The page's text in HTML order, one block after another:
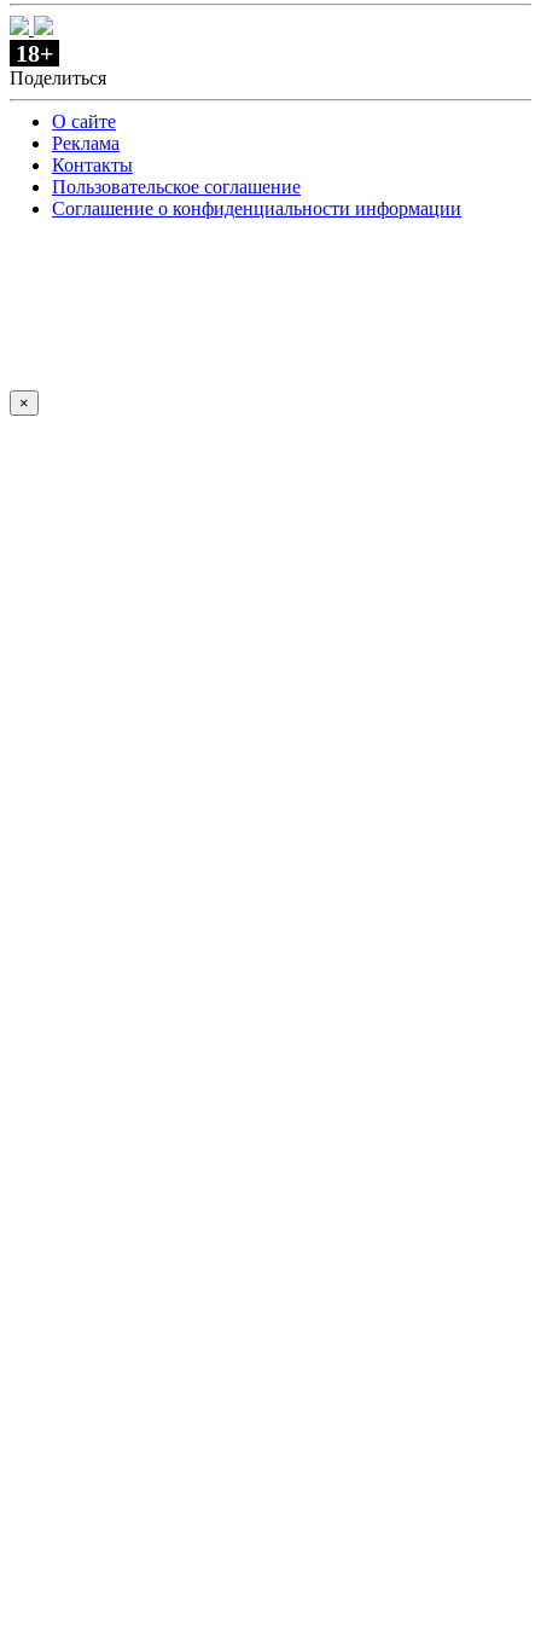
18+
Поделиться
О сайте
Реклама
Контакты
Пользовательское соглашение
Соглашение о конфиденциальности информации
×